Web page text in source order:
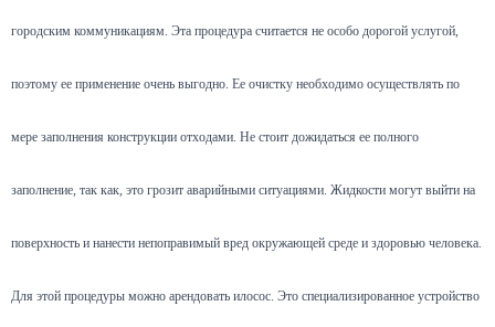
городским коммуникациям. Эта процедура считается не особо дорогой услугой,
поэтому ее применение очень выгодно. Ее очистку необходимо осуществлять по
мере заполнения конструкции отходами. Не стоит дожидаться ее полного
заполнение, так как, это грозит аварийными ситуациями. Жидкости могут выйти на
поверхность и нанести непоправимый вред окружающей среде и здоровью человека.
Для этой процедуры можно арендовать илосос. Это специализированное устройство